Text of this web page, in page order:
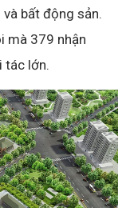
bất động sản.
mà 379 nhận
tác lớn.